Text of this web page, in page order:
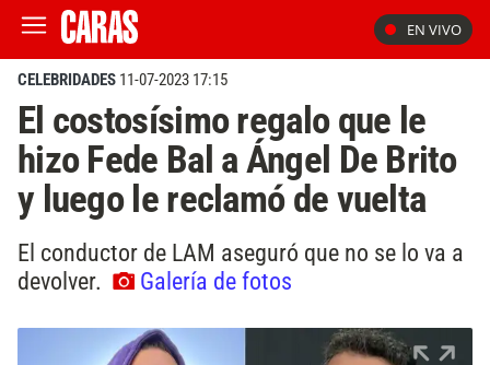
EN VIVO
CELEBRIDADES 11-07-2023 17:15
El costosísimo regalo que le
hizo Fede Bal a Ángel De Brito
y luego le reclamó de vuelta
El conductor de LAM aseguró que no se lo va a
devolver.
Galería de fotos